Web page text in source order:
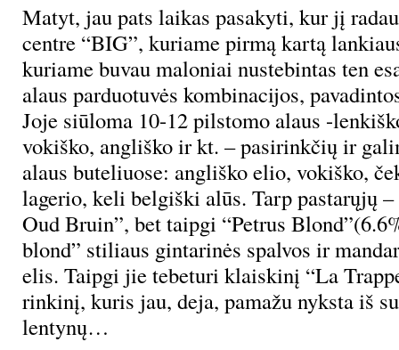
Matyt, jau pats laikas pasakyti, kur jį
centre “BIG”, kuriame pirmą kartą
kuriame buvau maloniai nustebintas ten
alaus parduotuvės kombinacijos,
Joje siūloma 10-12 pilstomo alaus -
vokiško, angliško ir kt. – pasirinkčių ir
alaus buteliuose: angliško elio, vokiško,
lagerio, keli belgiški alūs. Tarp pastarųjų
Oud Bruin”, bet taipgi “Petrus
blond” stiliaus gintarinės spalvos ir
elis. Taipgi jie tebeturi klaiskinį “La
rinkinį, kuris jau, deja, pamažu nyksta iš
lentynų…